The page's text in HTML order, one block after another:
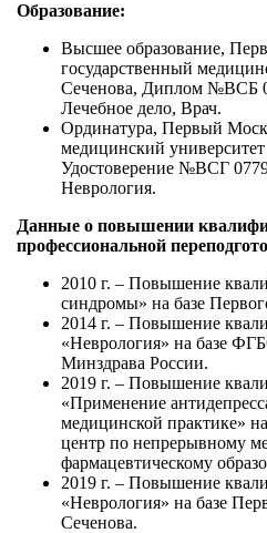
Образование:
Высшее образование,
государственный
Сеченова, Диплом №ВСБ
Лечебное дело, Врач.
Ординатура, Первый
медицинский
Удостоверение №ВСГ
Неврология.
Данные о повышении
профессиональной
2010 г. – Повышение
синдромы» на базе
2014 г. – Повышение
«Неврология» на базе
Минздрава России.
2019 г. – Повышение
«Применение
медицинской практике»
центр по непрерывному
фармацевтическому
2019 г. – Повышение
«Неврология» на базе
Сеченова.